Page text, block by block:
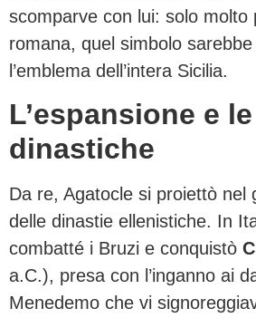
scomparve con lui: solo molto
romana, quel simbolo
l’emblema dell’intera Sicilia.
L’espansione e
dinastiche
Da re, Agatocle si proiettò nel
delle dinastie ellenistiche. In
combatté i Bruzi e conquistò
a.C.), presa con l’inganno ai
Menedemo che vi